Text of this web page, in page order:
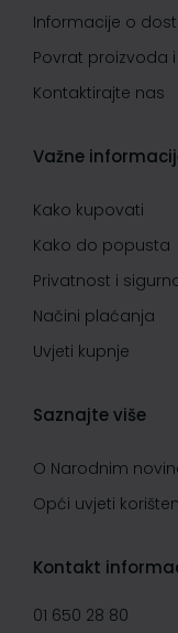
Informacije o
Povrat proizvoda
Kontaktirajte nas
Važne
Kako kupovati
Kako do popusta
Privatnost i
Načini plaćanja
Uvjeti kupnje
Saznajte više
O Narodnim
Opći uvjeti
Kontakt
01 650 28 80